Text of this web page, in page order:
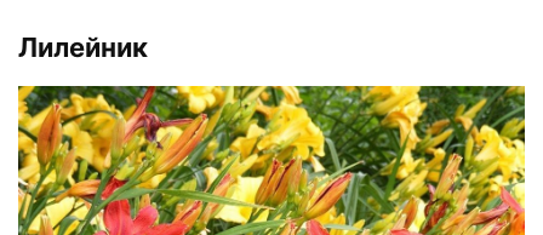
Лилейник